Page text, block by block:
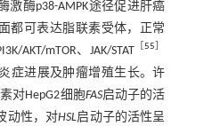
酶p38-AMPK途径促进肝癌
都可表达脂联素受体，正常
AKT/mTOR、JAK/STAT［55］
症进展及肿瘤增殖生长。许
对HepG2细胞FAS启动子的活
动性，对HSL启动子的活性呈